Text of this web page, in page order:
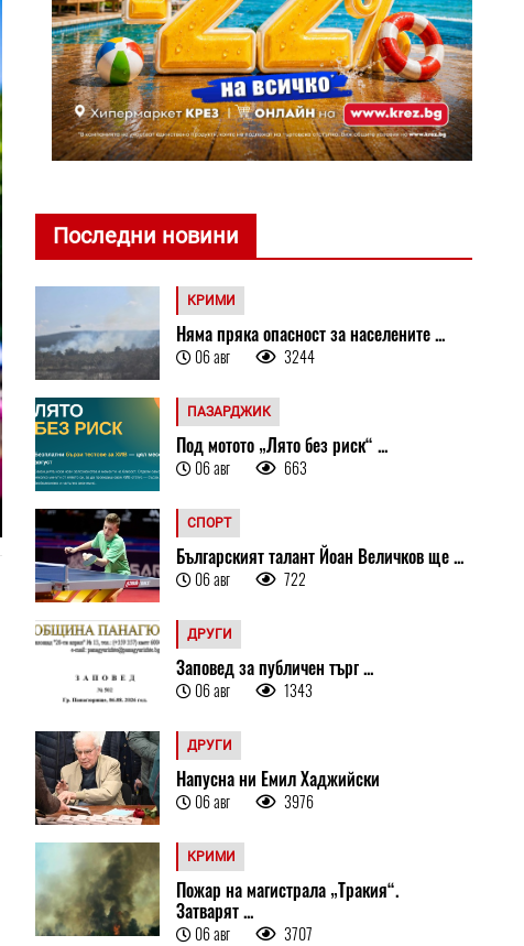
Последни новини
КРИМИ
Няма пряка опасност за населените ...
06 авг 3244
ПАЗАРДЖИК
Под мотото „Лято без риск“ ...
06 авг 663
СПОРТ
Българският талант Йоан Величков ще ...
06 авг 722
ДРУГИ
Заповед за публичен търг ...
06 авг 1343
ДРУГИ
Напусна ни Емил Хаджийски
06 авг 3976
КРИМИ
Пожар на магистрала „Тракия“.
Затварят ...
06 авг 3707